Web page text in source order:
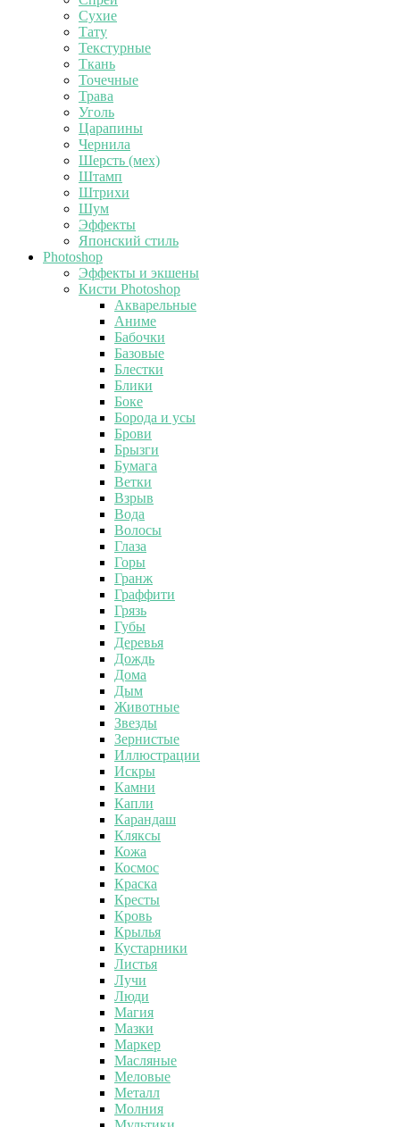
Сухие
Тату
Текстурные
Ткань
Точечные
Трава
Уголь
Царапины
Чернила
Шерсть (мех)
Штамп
Штрихи
Шум
Эффекты
Японский стиль
Photoshop
Эффекты и экшены
Кисти Photoshop
Акварельные
Аниме
Бабочки
Базовые
Блестки
Блики
Боке
Борода и усы
Брови
Брызги
Бумага
Ветки
Взрыв
Вода
Волосы
Глаза
Горы
Гранж
Граффити
Грязь
Губы
Деревья
Дождь
Дома
Дым
Животные
Звезды
Зернистые
Иллюстрации
Искры
Камни
Капли
Карандаш
Кляксы
Кожа
Космос
Краска
Кресты
Кровь
Крылья
Кустарники
Листья
Лучи
Люди
Магия
Мазки
Маркер
Масляные
Меловые
Металл
Молния